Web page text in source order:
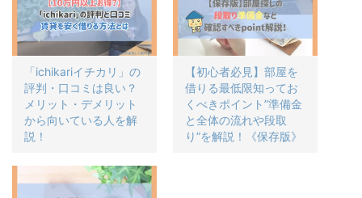
「ichikariイチカリ」の
評判・口コミは良い？
メリット・デメリット
から向いている人を解
説！
【初心者必見】部屋を
借りる最低限知ってお
くべきポイント”準備金
と全体の流れや段取
り”を解説！《保存版》